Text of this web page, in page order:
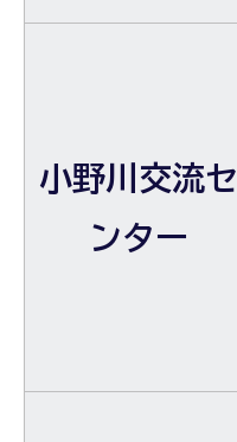
小野川交流セ
ンター